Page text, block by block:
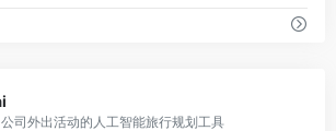
司外出活动的人工智能旅行规划工具